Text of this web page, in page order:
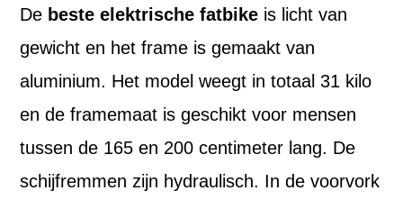
De beste elektrische fatbike is licht van
gewicht en het frame is gemaakt van
aluminium. Het model weegt in totaal 31 kilo
en de framemaat is geschikt voor mensen
tussen de 165 en 200 centimeter lang. De
schijfremmen zijn hydraulisch. In de voorvork